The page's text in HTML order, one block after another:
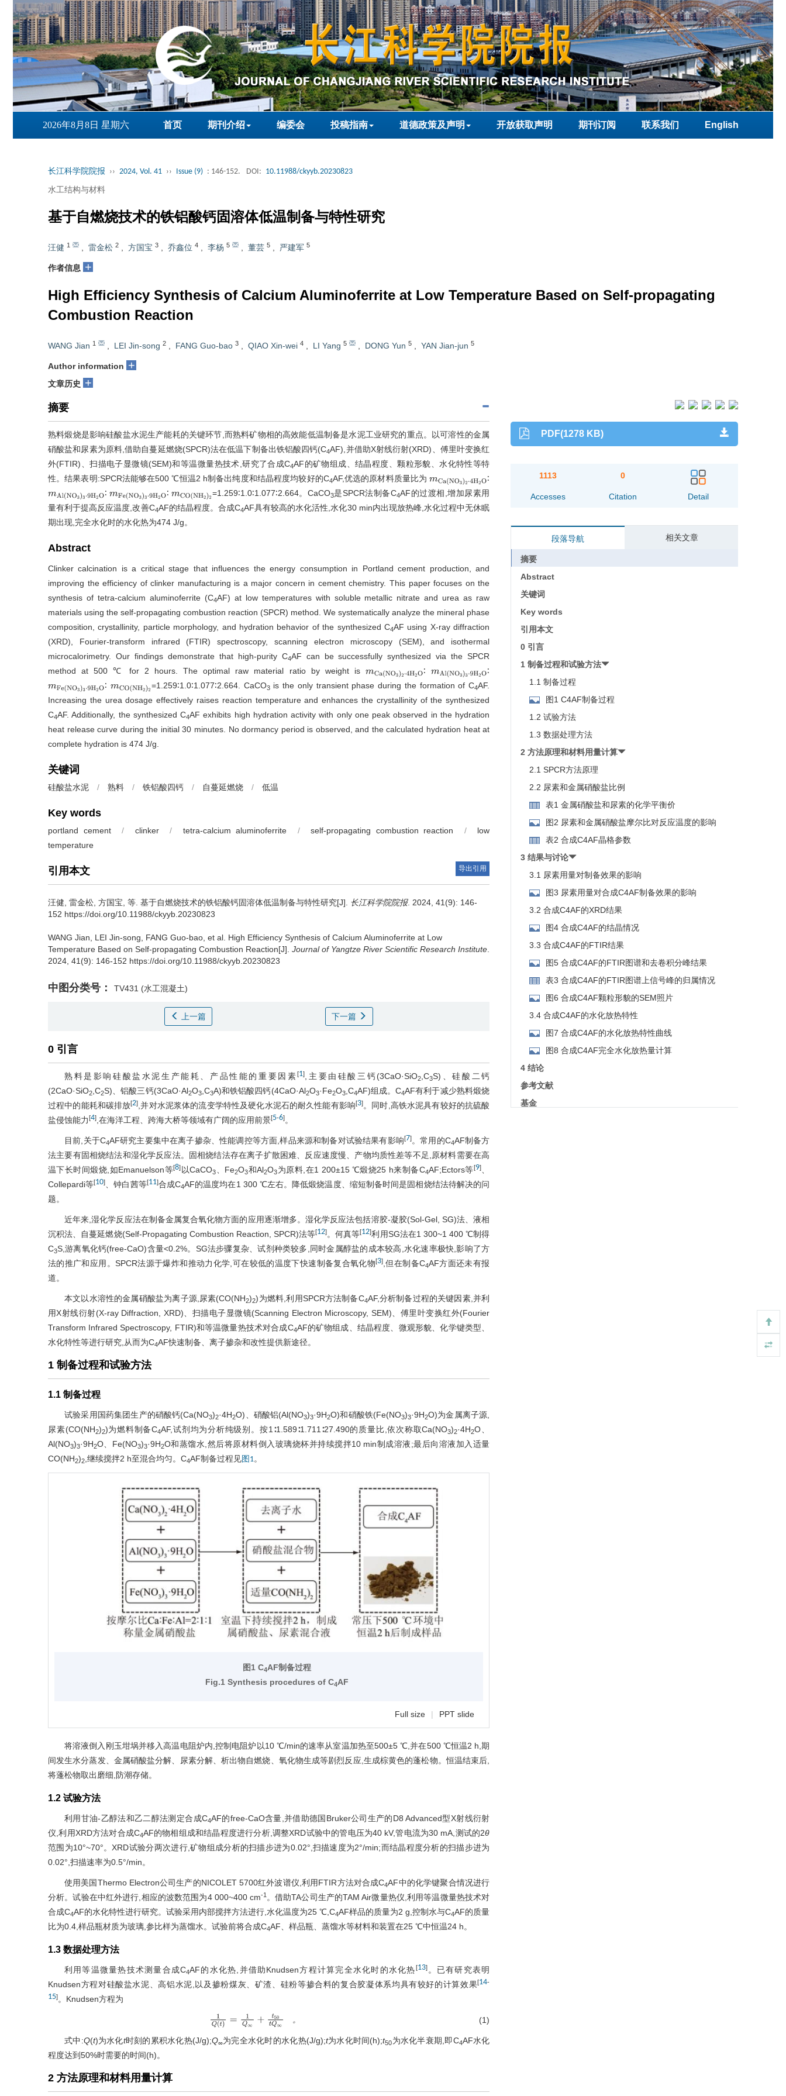
2026年8月8日 星期六 首页 期刊介绍 编委会 投稿指南 道德政策及声明 开放获取声明 期刊订阅 联系我们 English
长江科学院院报 ›› 2024, Vol. 41 ›› Issue (9) : 146-152. DOI: 10.11988/ckyyb.20230823
水工结构与材料
基于自燃烧技术的铁铝酸钙固溶体低温制备与特性研究
汪健 1 雷金松 2 方国宝 3 乔鑫位 4 李杨 5 董芸 5 严建军 5
作者信息 +
High Efficiency Synthesis of Calcium Aluminoferrite at Low Temperature Based on Self-propagating
Combustion Reaction
WANG Jian 1 LEI Jin-song 2 FANG Guo-bao 3 QIAO Xin-wei 4 LI Yang 5 DONG Yun 5 YAN Jian-jun 5
Author information +
文章历史 +
摘要
熟料煅烧是影响硅酸盐水泥生产能耗的关键环节,而熟料矿物相的高效能低温制备是水泥工业研究的重点。以可溶性的金属
硝酸盐和尿素为原料,借助自蔓延燃烧(SPCR)法在低温下制备出铁铝酸四钙(C4AF),并借助X射线衍射(XRD)、傅里叶变换红
外(FTIR)、扫描电子显微镜(SEM)和等温微量热技术,研究了合成C4AF的矿物组成、结晶程度、颗粒形貌、水化特性等特
性。结果表明:SPCR法能够在500 ℃恒温2 h制备出纯度和结晶程度均较好的C4AF,优选的原材料质量比为 mCa(NO3)2·4H2∶
mAl(NO3)3·9H2 O
∶ mFe(NO3)3·9H2O
∶ mCO(NH2)2
=1.259∶1.0∶1.077∶2.664。CaCO3是SPCR法制备C4AF的过渡相,增加尿素用
量有利于提高反应温度,改善C4AF的结晶程度。合成C4AF具有较高的水化活性,水化30 min内出现放热峰,水化过程中无休眠
期出现,完全水化时的水化热为474 J/g。
Abstract
Clinker calcination is a critical stage that influences the energy consumption in Portland cement production, and
improving the efficiency of clinker manufacturing is a major concern in cement chemistry. This paper focuses on the
synthesis of tetra-calcium aluminoferrite (C4AF) at low temperatures with soluble metallic nitrate and urea as raw
materials using the self-propagating combustion reaction (SPCR) method. We systematically analyze the mineral phase
composition, crystallinity, particle morphology, and hydration behavior of the synthesized C4AF using X-ray diffraction
(XRD), Fourier-transform infrared (FTIR) spectroscopy, scanning electron microscopy (SEM), and isothermal
microcalorimetry. Our findings demonstrate that high-purity C4AF can be successfully synthesized via the SPCR
method at 500 ℃ for 2 hours. The optimal raw material ratio by weight is mCa(NO3)2·4H2 O
∶ mAl(NO3)3·9H2∶
mFe(NO3)3·9H2 O
∶ mCO(NH2)2
=1.259∶1.0∶1.077∶2.664. CaCO3is the only transient phase during the formation of C4AF.
Increasing the urea dosage effectively raises reaction temperature and enhances the crystallinity of the synthesized
C4AF. Additionally, the synthesized C4AF exhibits high hydration activity with only one peak observed in the hydration
heat release curve during the initial 30 minutes. No dormancy period is observed, and the calculated hydration heat at
complete hydration is 474 J/g.
关键词
硅酸盐水泥 / 熟料 / 铁铝酸四钙 / 自蔓延燃烧 / 低温
Key words
portland cement / clinker / tetra-calcium aluminoferrite / self-propagating combustion reaction /
low
temperature
引用本文 导出引用
汪健 雷金松 方国宝 等 基于自燃烧技术的铁铝酸钙固溶体低温制备与特性研究[J]. 长江科学院院报. 2024, 41(9): 146-
152 https://doi.org/10.11988/ckyyb.20230823
WANG Jian LEI Jin-song FANG Guo-bao et al High Efficiency Synthesis of Calcium Aluminoferrite at Low
Temperature Based on Self-propagating Combustion Reaction[J]. Journal of Yangtze River Scientific Research Institute
2024, 41(9): 146-152 https://doi.org/10.11988/ckyyb.20230823
中图分类号： TV431 (水工混凝土)
上一篇 下一篇
0 引言
熟料是影响硅酸盐水泥生产能耗、产品性能的重要因素[1] ,主要由硅酸三钙(3CaO·SiO2 ,C3S)、硅酸二钙
(2CaO·SiO2 ,C2S)、铝酸三钙(3CaO·Al2O3,C3A)和铁铝酸四钙(4CaO·Al2O3·Fe2O3,C4AF)组成。C4AF有利于减少熟料煅烧
过程中的能耗和碳排放[2] ,并对水泥浆体的流变学特性及硬化水泥石的耐久性能有影响[3]。同时,高铁水泥具有较好的抗硫酸
盐侵蚀能力[4] ,在海洋工程、跨海大桥等领域有广阔的应用前景[5-6]。
目前,关于C4AF研究主要集中在离子掺杂、性能调控等方面,样品来源和制备对试验结果有影响[7]。常用的C4AF制备方
法主要有固相烧结法和湿化学反应法。固相烧结法存在离子扩散困难、反应速度慢、产物均质性差等不足,原材料需要在高
温下长时间煅烧,如Emanuelson等[8] 以CaCO3 、Fe2O3和Al2O3为原料,在1 200±15 ℃煅烧25 h来制备C4AF;Ectors等[9]、
Collepardi等[10] 、钟白茜等[11]合成C4AF的温度均在1 300 ℃左右。降低煅烧温度、缩短制备时间是固相烧结法待解决的问
题。
近年来,湿化学反应法在制备金属复合氧化物方面的应用逐渐增多。湿化学反应法包括溶胶-凝胶(Sol-Gel, SG)法、液相
沉积法、自蔓延燃烧(Self-Propagating Combustion Reaction, SPCR)法等[12]。何真等[12]利用SG法在1 300~1 400 ℃制得
C3S,游离氧化钙(free-CaO)含量<0.2%。SG法步骤复杂、试剂种类较多,同时金属醇盐的成本较高,水化速率极快,影响了方
法的推广和应用。SPCR法源于爆炸和推动力化学,可在较低的温度下快速制备复合氧化物[3] ,但在制备C4AF方面还未有报
道。
本文以水溶性的金属硝酸盐为离子源,尿素(CO(NH2)2)为燃料,利用SPCR方法制备C4AF,分析制备过程的关键因素,并利
用X射线衍射(X-ray Diffraction, XRD)、扫描电子显微镜(Scanning Electron Microscopy, SEM)、傅里叶变换红外(Fourier
Transform Infrared Spectroscopy, FTIR)和等温微量热技术对合成C4AF的矿物组成、结晶程度、微观形貌、化学键类型、
水化特性等进行研究,从而为C4AF快速制备、离子掺杂和改性提供新途径。
1 制备过程和试验方法
1.1 制备过程
试验采用国药集团生产的硝酸钙(Ca(NO3)2·4H2O)、硝酸铝(Al(NO3)3·9H2O)和硝酸铁(Fe(NO3)3·9H2O)为金属离子源,
尿素(CO(NH2)2)为燃料制备C4AF,试剂均为分析纯级别。按1∶1.589∶1.711∶27.490的质量比,依次称取Ca(NO3)2·4H2O、
Al(NO3)3·9H2O、Fe(NO3)3·9H2O和蒸馏水,然后将原材料倒入玻璃烧杯并持续搅拌10 min制成溶液;最后向溶液加入适量
CO(NH2)2 ,继续搅拌2 h至混合均匀。C4AF制备过程见图1。
图1 C4AF制备过程
Fig.1 Synthesis procedures of C4AF
Full size | PPT slide
将溶液倒入刚玉坩埚并移入高温电阻炉内,控制电阻炉以10 ℃/min的速率从室温加热至500±5 ℃,并在500 ℃恒温2 h,期
间发生水分蒸发、金属硝酸盐分解、尿素分解、析出物自燃烧、氧化物生成等剧烈反应,生成棕黄色的蓬松物。恒温结束后,
将蓬松物取出磨细,防潮存储。
1.2 试验方法
利用甘油-乙醇法和乙二醇法测定合成C4AF的free-CaO含量,并借助德国Bruker公司生产的D8 Advanced型X射线衍射
仪,利用XRD方法对合成C4AF的物相组成和结晶程度进行分析,调整XRD试验中的管电压为40 kV,管电流为30 mA,测试的2θ
范围为10°~70°。XRD试验分两次进行,矿物组成分析的扫描步进为0.02°,扫描速度为2°/min;而结晶程度分析的扫描步进为
0.02°,扫描速率为0.5°/min。
使用美国Thermo Electron公司生产的NICOLET 5700红外波谱仪,利用FTIR方法对合成C4AF中的化学键聚合情况进行
分析。试验在中红外进行,相应的波数范围为4 000~400 cm-1。借助TA公司生产的TAM Air微量热仪,利用等温微量热技术对
合成C4AF的水化特性进行研究。试验采用内部搅拌方法进行,水化温度为25 ℃,C4AF样品的质量为2 g,控制水与C4AF的质量
比为0.4,样品瓶材质为玻璃,参比样为蒸馏水。试验前将合成C4AF、样品瓶、蒸馏水等材料和装置在25 ℃中恒温24 h。
1.3 数据处理方法
利用等温微量热技术测量合成C4AF的水化热,并借助Knudsen方程计算完全水化时的水化热[13]。已有研究表明
Knudsen方程对硅酸盐水泥、高铝水泥,以及掺粉煤灰、矿渣、硅粉等掺合料的复合胶凝体系均具有较好的计算效果[14-
15]。Knudsen方程为
。
1Q( t)=1 Q∞ +t50t ∞ (1)
式中:Q(t)为水化t时刻的累积水化热(J/g);Q∞为完全水化时的水化热(J/g);t为水化时间(h);t50为水化半衰期,即C4AF水化
程度达到50%时需要的时间(h)。
2 方法原理和材料用量计算
PDF(1278 KB)
1113
Accesses
0
Citation Detail
段落导航 相关文章
摘要
Abstract
关键词
Key words
引用本文
0 引言
1 制备过程和试验方法
1.1 制备过程
图1 C4AF制备过程
1.2 试验方法
1.3 数据处理方法
2 方法原理和材料用量计算
2.1 SPCR方法原理
2.2 尿素和金属硝酸盐比例
表1 金属硝酸盐和尿素的化学平衡价
图2 尿素和金属硝酸盐摩尔比对反应温度的影响
表2 合成C4AF晶格参数
3 结果与讨论
3.1 尿素用量对制备效果的影响
图3 尿素用量对合成C4AF制备效果的影响
3.2 合成C4AF的XRD结果
图4 合成C4AF的结晶情况
3.3 合成C4AF的FTIR结果
图5 合成C4AF的FTIR图谱和去卷积分峰结果
表3 合成C4AF的FTIR图谱上信号峰的归属情况
图6 合成C4AF颗粒形貌的SEM照片
3.4 合成C4AF的水化放热特性
图7 合成C4AF的水化放热特性曲线
图8 合成C4AF完全水化放热量计算
4 结论
参考文献
基金